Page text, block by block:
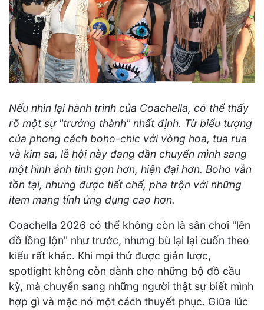
Nếu nhìn lại hành trình của Coachella, có thể thấy
rõ một sự "trưởng thành" nhất định. Từ biểu tượng
của phong cách boho-chic với vòng hoa, tua rua
và kim sa, lễ hội này đang dần chuyển mình sang
một hình ảnh tinh gọn hơn, hiện đại hơn. Boho vẫn
tồn tại, nhưng được tiết chế, pha trộn với những
item mang tính ứng dụng cao hơn.
Coachella 2026 có thể không còn là sân chơi "lên
đồ lồng lộn" như trước, nhưng bù lại lại cuốn theo
kiểu rất khác. Khi mọi thứ được giản lược,
spotlight không còn dành cho những bộ đồ cầu
kỳ, mà chuyển sang những người thật sự biết mình
hợp gì và mặc nó một cách thuyết phục. Giữa lúc